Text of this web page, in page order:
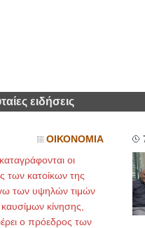
ειδήσεις
ΟΙΚΟΝΟΜΙΑ
οι
των κατοίκων της
των υψηλών τιμών
κίνησης,
ο πρόεδρος των